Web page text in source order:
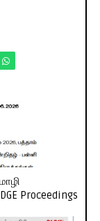
Proceedings